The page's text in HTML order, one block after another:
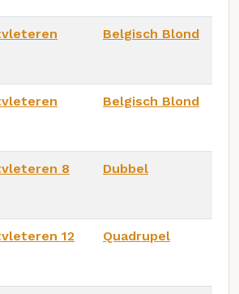
Belgisch Blond
Belgisch Blond
8
Dubbel
12
Quadrupel